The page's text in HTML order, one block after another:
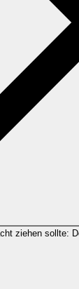
ziehen sollte: